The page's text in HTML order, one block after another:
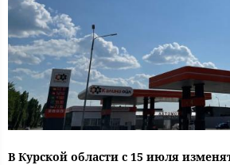
В Курской области с 15 июля